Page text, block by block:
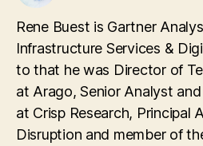
Rene Buest is Gartner
Infrastructure Services &
to that he was Director of
at Arago, Senior Analyst
at Crisp Research, Principal
Disruption and member of